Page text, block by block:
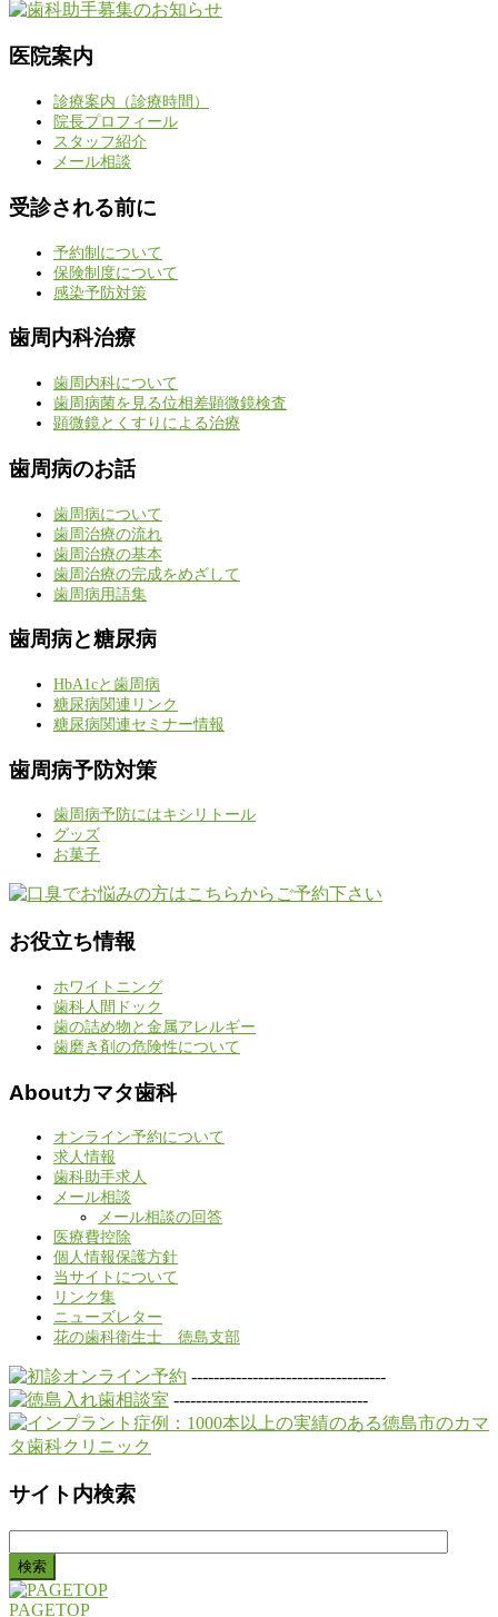
医院案内
診療案内（診療時間）
院長プロフィール
スタッフ紹介
メール相談
受診される前に
予約制について
保険制度について
感染予防対策
歯周内科治療
歯周内科について
歯周病菌を見る位相差顕微鏡検査
顕微鏡とくすりによる治療
歯周病のお話
歯周病について
歯周治療の流れ
歯周治療の基本
歯周治療の完成をめざして
歯周病用語集
歯周病と糖尿病
HbA1cと歯周病
糖尿病関連リンク
糖尿病関連セミナー情報
歯周病予防対策
歯周病予防にはキシリトール
グッズ
お菓子
お役立ち情報
ホワイトニング
歯科人間ドック
歯の詰め物と金属アレルギー
歯磨き剤の危険性について
Aboutカマタ歯科
オンライン予約について
求人情報
歯科助手求人
メール相談
メール相談の回答
医療費控除
個人情報保護方針
当サイトについて
リンク集
ニューズレター
花の歯科衛生士 徳島支部
-----------------------------------
-----------------------------------
サイト内検索
索:
PAGETOP